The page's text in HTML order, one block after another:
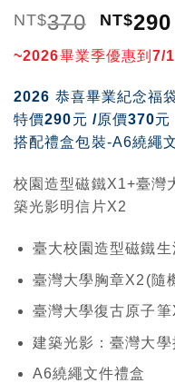
NT$370 NT$290
~2026畢業季優惠到7/
2026 恭喜畢業紀念福
特價290元 /原價370元
搭配禮盒包裝-A6繞繩
校園造型磁鐵X1+臺灣
築光影明信片X2
臺大校園造型磁鐵生
臺灣大學胸章X2(隨
臺灣大學復古原子筆
建築光影：臺灣大學
A6繞繩文件禮盒